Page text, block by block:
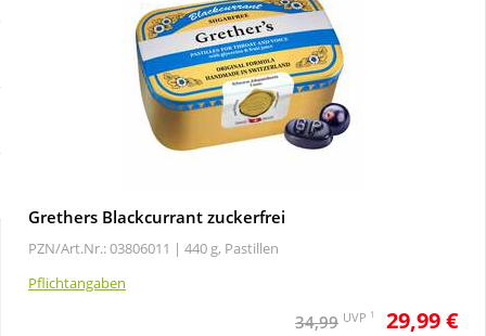
Natur & Homöopathie
Grethers Blackcurrant zuckerfrei
PZN/Art.Nr.: 03806011 | 440 g, Pastillen
Pflichtangaben
34,99 UVP 1 29,99 €